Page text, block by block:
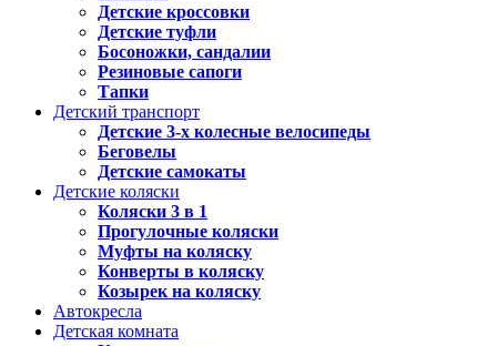
Детские кроссовки
Детские туфли
Босоножки, сандалии
Резиновые сапоги
Тапки
Детский транспорт
Детские 3-х колесные велосипеды
Беговелы
Детские самокаты
Детские коляски
Коляски 3 в 1
Прогулочные коляски
Муфты на коляску
Конверты в коляску
Козырек на коляску
Автокресла
Детская комната